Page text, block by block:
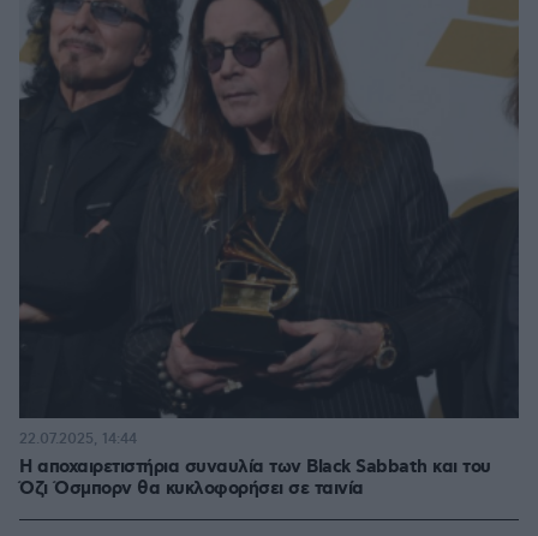
Η αποχαιρετιστήρια συναυλία των Black Sabbath και του
Όζι Όσμπορν θα κυκλοφορήσει σε ταινία
22.07.2025, 14:44